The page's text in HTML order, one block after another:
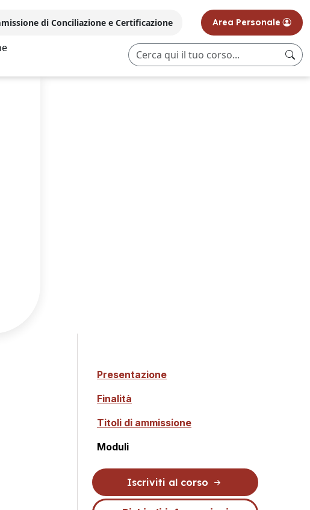
di Conciliazione e Certificazione Area Personale
Presentazione
Finalità
Titoli di ammissione
Moduli
Iscriviti al corso